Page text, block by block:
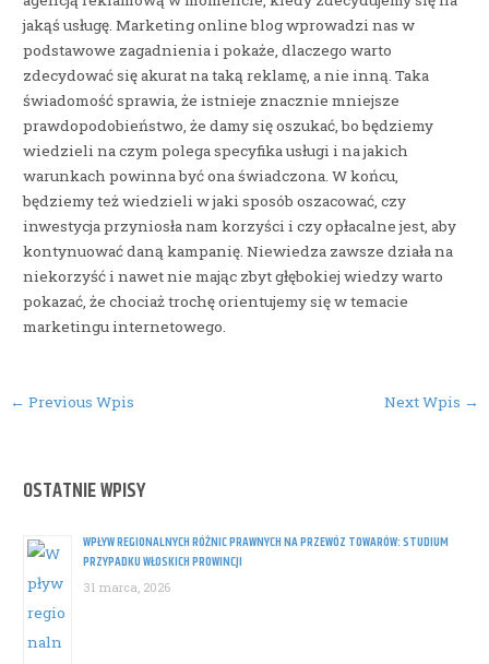
OSTATNIE WPISY
WPŁYW REGIONALNYCH RÓŻNIC PRAWNYCH NA PRZEWÓZ TOWARÓW: STUDIUM
PRZYPADKU WŁOSKICH PROWINCJI
31 marca, 2026
jakąś usługę. Marketing online blog wprowadzi nas w
podstawowe zagadnienia i pokaże, dlaczego warto
zdecydować się akurat na taką reklamę, a nie inną. Taka
świadomość sprawia, że istnieje znacznie mniejsze
prawdopodobieństwo, że damy się oszukać, bo będziemy
wiedzieli na czym polega specyfika usługi i na jakich
warunkach powinna być ona świadczona. W końcu,
będziemy też wiedzieli w jaki sposób oszacować, czy
inwestycja przyniosła nam korzyści i czy opłacalne jest, aby
kontynuować daną kampanię. Niewiedza zawsze działa na
niekorzyść i nawet nie mając zbyt głębokiej wiedzy warto
pokazać, że chociaż trochę orientujemy się w temacie
marketingu internetowego.
Post
← Previous Wpis Next Wpis →